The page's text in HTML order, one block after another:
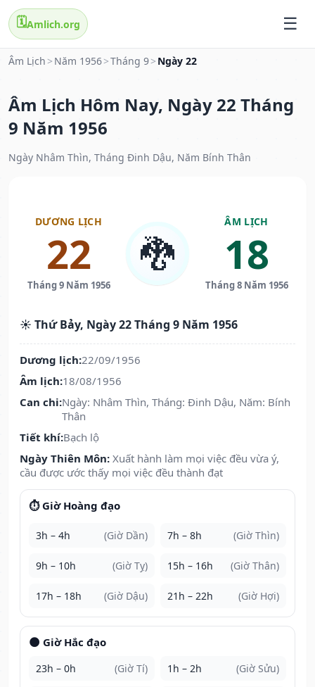
🗓️Amlich.org
Âm Lịch > Năm 1956>Tháng 9> Ngày 22
Âm Lịch Hôm Nay, Ngày 22 Tháng
9 Năm 1956
Ngày Nhâm Thìn, Tháng Đinh Dậu, Năm Bính Thân
DƯƠNG LỊCH
22
Tháng 9 Năm 1956
🐉
ÂM LỊCH
18
Tháng 8 Năm 1956
☀️ Thứ Bảy, Ngày 22 Tháng 9 Năm 1956
Dương lịch:22/09/1956
Âm lịch:18/08/1956
Can chi:Ngày: Nhâm Thìn, Tháng: Đinh Dậu, Năm: Bính
Thân
Tiết khí:Bạch lộ
Ngày Thiên Môn: Xuất hành làm mọi việc đều vừa ý,
cầu được ước thấy mọi việc đều thành đạt
⏱️ Giờ Hoàng đạo
3h – 4h (Giờ Dần) 7h – 8h (Giờ Thìn)
9h – 10h (Giờ Tỵ) 15h – 16h (Giờ Thân)
17h – 18h (Giờ Dậu) 21h – 22h (Giờ Hợi)
🌑 Giờ Hắc đạo
23h – 0h (Giờ Tí) 1h – 2h (Giờ Sửu)